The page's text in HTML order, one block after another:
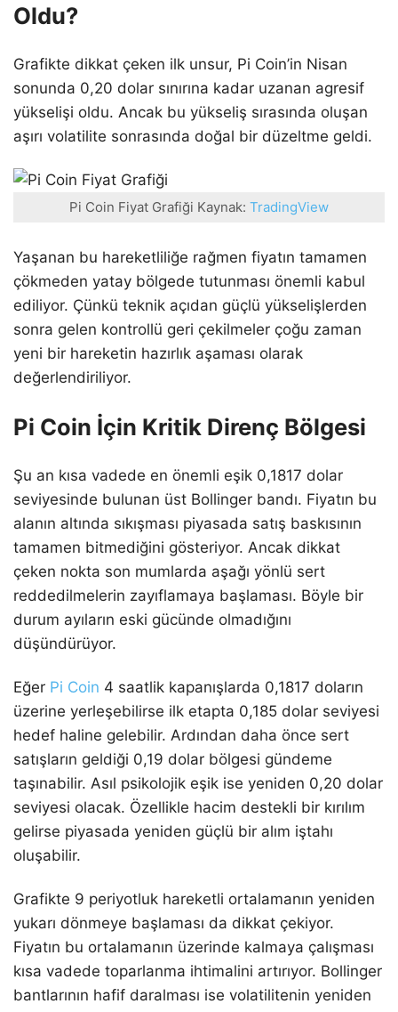
Oldu?
Grafikte dikkat çeken ilk unsur, Pi Coin’in Nisan
sonunda 0,20 dolar sınırına kadar uzanan agresif
yükselişi oldu. Ancak bu yükseliş sırasında oluşan
aşırı volatilite sonrasında doğal bir düzeltme geldi.
Pi Coin Fiyat Grafiği Kaynak: TradingView
Yaşanan bu hareketliliğe rağmen fiyatın tamamen
çökmeden yatay bölgede tutunması önemli kabul
ediliyor. Çünkü teknik açıdan güçlü yükselişlerden
sonra gelen kontrollü geri çekilmeler çoğu zaman
yeni bir hareketin hazırlık aşaması olarak
değerlendiriliyor.
Pi Coin İçin Kritik Direnç Bölgesi
Şu an kısa vadede en önemli eşik 0,1817 dolar
seviyesinde bulunan üst Bollinger bandı. Fiyatın bu
alanın altında sıkışması piyasada satış baskısının
tamamen bitmediğini gösteriyor. Ancak dikkat
çeken nokta son mumlarda aşağı yönlü sert
reddedilmelerin zayıflamaya başlaması. Böyle bir
durum ayıların eski gücünde olmadığını
düşündürüyor.
Eğer Pi Coin 4 saatlik kapanışlarda 0,1817 doların
üzerine yerleşebilirse ilk etapta 0,185 dolar seviyesi
hedef haline gelebilir. Ardından daha önce sert
satışların geldiği 0,19 dolar bölgesi gündeme
taşınabilir. Asıl psikolojik eşik ise yeniden 0,20 dolar
seviyesi olacak. Özellikle hacim destekli bir kırılım
gelirse piyasada yeniden güçlü bir alım iştahı
oluşabilir.
Grafikte 9 periyotluk hareketli ortalamanın yeniden
yukarı dönmeye başlaması da dikkat çekiyor.
Fiyatın bu ortalamanın üzerinde kalmaya çalışması
kısa vadede toparlanma ihtimalini artırıyor. Bollinger
bantlarının hafif daralması ise volatilitenin yeniden